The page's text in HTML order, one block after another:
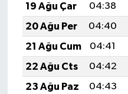
19 Ağu Çar
04:38
20 Ağu Per
04:40
21 Ağu Cum
04:41
22 Ağu Cts
04:42
23 Ağu Paz
04:43